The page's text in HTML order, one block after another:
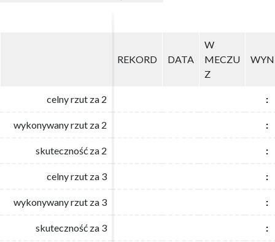
REKORD DATA
W
MECZU
Z
celny rzut za 2 :
wykonywany rzut za 2 :
skuteczność za 2 :
celny rzut za 3 :
wykonywany rzut za 3 :
skuteczność za 3 :
REKORD DATA
W
MECZU
Z
celny rzut za 2 :
wykonywany rzut za 2 :
skuteczność za 2 :
celny rzut za 3 :
wykonywany rzut za 3 :
skuteczność za 3 :